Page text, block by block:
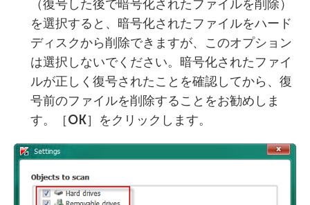
（復号した後で暗号化されたファイルを削除）
を選択すると、暗号化されたファイルをハード
ディスクから削除できますが、このオプション
は選択しないでください。暗号化されたファイ
ルが正しく復号されたことを確認してから、復
号前のファイルを削除することをお勧めしま
す。［OK］をクリックします。